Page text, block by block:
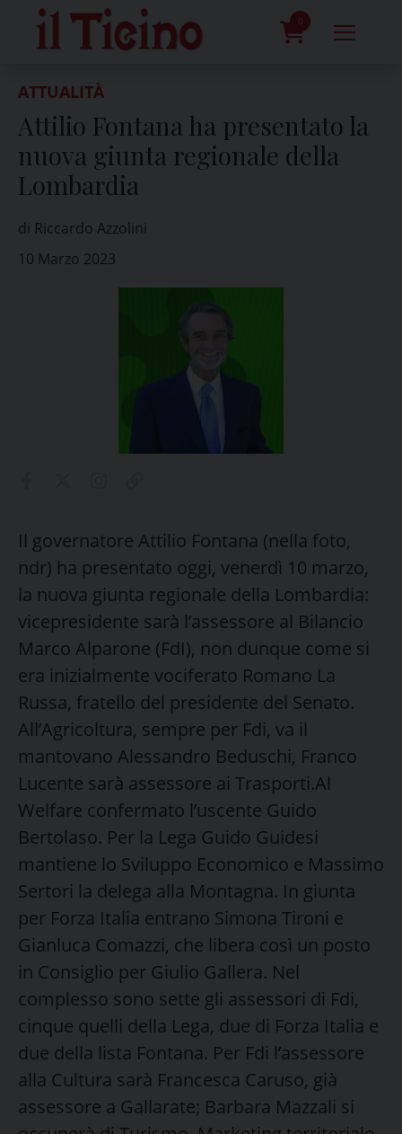
content
0
ATTUALITÀ
Attilio Fontana ha presentato la
nuova giunta regionale della
Lombardia
di Riccardo Azzolini
10 Marzo 2023
Il governatore Attilio Fontana (nella foto,
ndr) ha presentato oggi, venerdì 10 marzo,
la nuova giunta regionale della Lombardia:
vicepresidente sarà l’assessore al Bilancio
Marco Alparone (FdI), non dunque come si
era inizialmente vociferato Romano La
Russa, fratello del presidente del Senato.
All’Agricoltura, sempre per Fdi, va il
mantovano Alessandro Beduschi, Franco
Lucente sarà assessore ai Trasporti.Al
Welfare confermato l’uscente Guido
Bertolaso. Per la Lega Guido Guidesi
mantiene lo Sviluppo Economico e Massimo
Sertori la delega alla Montagna. In giunta
per Forza Italia entrano Simona Tironi e
Gianluca Comazzi, che libera così un posto
in Consiglio per Giulio Gallera. Nel
complesso sono sette gli assessori di Fdi,
cinque quelli della Lega, due di Forza Italia e
due della lista Fontana. Per Fdi l’assessore
alla Cultura sarà Francesca Caruso, già
assessore a Gallarate; Barbara Mazzali si